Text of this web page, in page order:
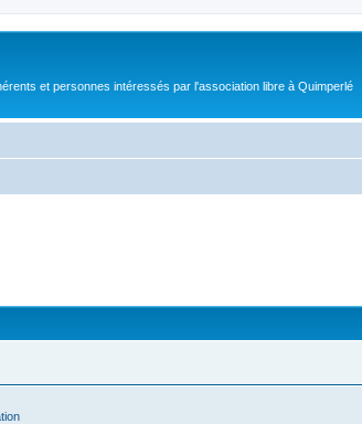
et personnes intéressés par l'association libre à Quimperlé